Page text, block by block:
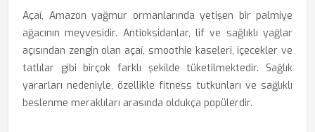
Açaí, Amazon yağmur ormanlarında yetişen bir palmiye
ağacının meyvesidir. Antioksidanlar, lif ve sağlıklı yağlar
açısından zengin olan açaí, smoothie kaseleri, içecekler ve
tatlılar gibi birçok farklı şekilde tüketilmektedir. Sağlık
yararları nedeniyle, özellikle fitness tutkunları ve sağlıklı
beslenme meraklıları arasında oldukça popülerdir.